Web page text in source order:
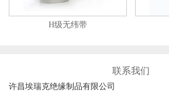
H级无纬带
联系我们
许昌埃瑞克绝缘制品有限公司